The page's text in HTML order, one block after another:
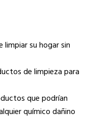
limpiar su hogar sin
de limpieza para
que podrían
químico dañino